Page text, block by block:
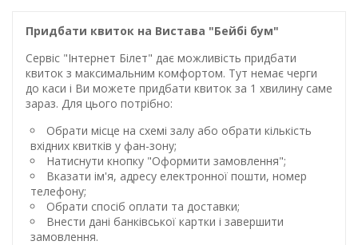
Придбати квиток на Вистава "Бейбі бум"
Сервіс "Інтернет Білет" дає можливість придбати
квиток з максимальним комфортом. Тут немає черги
до каси і Ви можете придбати квиток за 1 хвилину саме
зараз. Для цього потрібно:
Обрати місце на схемі залу або обрати кількість
вхідних квитків у фан-зону;
Натиснути кнопку "Оформити замовлення";
Вказати ім'я, адресу електронної пошти, номер
телефону;
Обрати спосіб оплати та доставки;
Внести дані банківської картки і завершити
замовлення.